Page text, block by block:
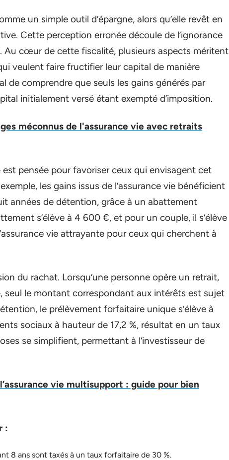
un simple outil d’épargne, alors qu’elle revêt en
Cette perception erronée découle de l’ignorance
Au cœur de cette fiscalité, plusieurs aspects méritent
veulent faire fructifier leur capital de manière
de comprendre que seuls les gains générés par
initialement versé étant exempté d’imposition.
méconnus de l'assurance vie avec retraits
est pensée pour favoriser ceux qui envisagent cet
les gains issus de l’assurance vie bénéficient
années de détention, grâce à un abattement
s’élève à 4 600 €, et pour un couple, il s’élève
vie attrayante pour ceux qui cherchent à
du rachat. Lorsqu’une personne opère un retrait,
seul le montant correspondant aux intérêts est sujet
le prélèvement forfaitaire unique s’élève à
sociaux à hauteur de 17,2 %, résultat en un taux
se simplifient, permettant à l’investisseur de
vie multisupport : guide pour bien
:
8 ans sont taxés à un taux forfaitaire de 30 %.